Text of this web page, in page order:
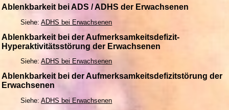
Ablenkbarkeit bei ADS / ADHS der Erwachsenen
Siehe:ADHS bei Erwachsenen
Ablenkbarkeit bei der Aufmerksamkeitsdefizit-
Hyperaktivitätsstörung der Erwachsenen
Siehe:ADHS bei Erwachsenen
Ablenkbarkeit bei der Aufmerksamkeitsdefizitstörung der
Erwachsenen
Siehe:ADHS bei Erwachsenen